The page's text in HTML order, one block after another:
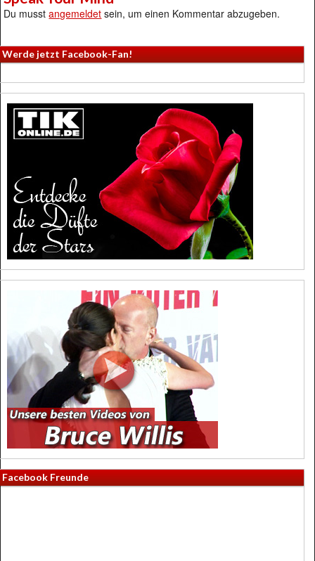
Du musstangemeldet sein, um einen Kommentar abzugeben.
Werde jetzt Facebook-Fan!
Facebook Freunde